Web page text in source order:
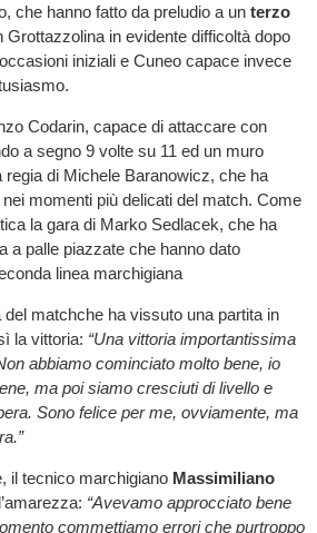
che hanno fatto da preludio a un terzo
Grottazzolina in evidente difficoltà dopo
iniziali e Cuneo capace invece
Codarin, capace di attaccare con
a segno 9 volte su 11 ed un muro
di Michele Baranowicz, che ha
momenti più delicati del match. Come
la gara di Marko Sedlacek, che ha
a palle piazzate che hanno dato
linea marchigiana
del matchche ha vissuto una partita in
la vittoria: “Una vittoria importantissima
abbiamo cominciato molto bene, io
ma poi siamo cresciuti di livello e
Sono felice per me, ovviamente, ma
il tecnico marchigiano Massimiliano
“Avevamo approcciato bene
commettiamo errori che purtroppo